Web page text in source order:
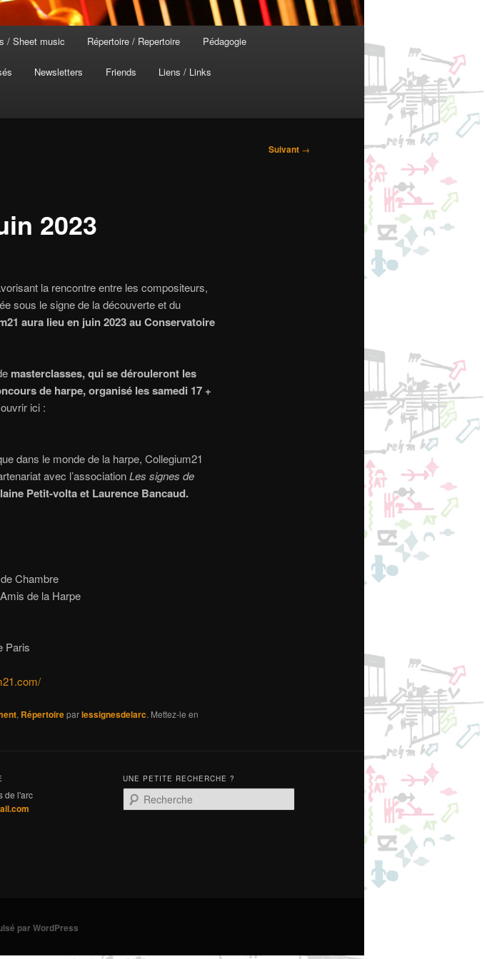
/ Sheet music Répertoire / Repertoire Pédagogie
Newsletters Friends Liens / Links
Suivant →
2023
la rencontre entre les compositeurs,
sous le signe de la découverte et du
aura lieu en juin 2023 au Conservatoire
masterclasses, qui se dérouleront les
de harpe, organisé les samedi 17 +
ici :
dans le monde de la harpe, Collegium21
avec l’associationLes signes de
Petit-volta et Laurence Bancaud.
Chambre
de la Harpe
Paris
, Répertoireparlessignesdelarc. Mettez-le en
de l'arc
UNE PETITE RECHERCHE ?
e
par WordPress